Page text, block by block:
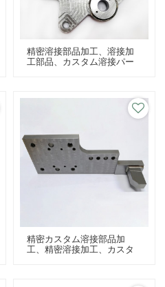
精密溶接部品加工、溶接加
工部品、カスタム溶接パー
精密カスタム溶接部品加
工、精密溶接加工、カスタ